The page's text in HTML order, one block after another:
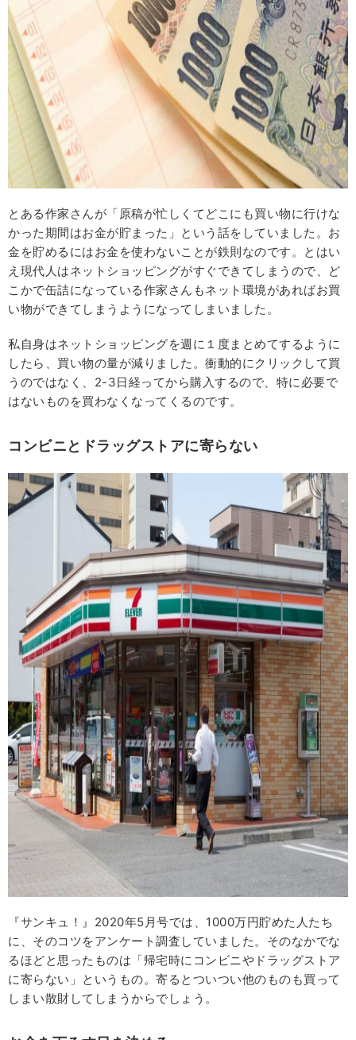
とある作家さんが「原稿が忙しくてどこにも買い物に行けな
かった期間はお金が貯まった」という話をしていました。お
金を貯めるにはお金を使わないことが鉄則なのです。とはい
え現代人はネットショッピングがすぐできてしまうので、ど
こかで缶詰になっている作家さんもネット環境があればお買
い物ができてしまうようになってしまいました。
私自身はネットショッピングを週に１度まとめてするように
したら、買い物の量が減りました。衝動的にクリックして買
うのではなく、2-3日経ってから購入するので、特に必要で
はないものを買わなくなってくるのです。
コンビニとドラッグストアに寄らない
『サンキュ！』2020年5月号では、1000万円貯めた人たち
に、そのコツをアンケート調査していました。そのなかでな
るほどと思ったものは「帰宅時にコンビニやドラッグストア
に寄らない」というもの。寄るとついつい他のものも買って
しまい散財してしまうからでしょう。